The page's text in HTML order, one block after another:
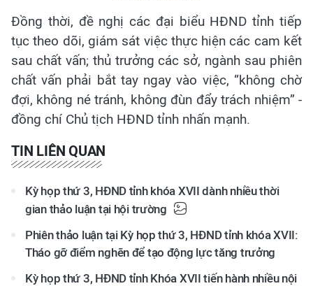
Đồng thời, đề nghị các đại biểu HĐND tỉnh tiếp
tục theo dõi, giám sát việc thực hiện các cam kết
sau chất vấn; thủ trưởng các sở, ngành sau phiên
chất vấn phải bắt tay ngay vào việc, “không chờ
đợi, không né tránh, không đùn đẩy trách nhiệm” -
đồng chí Chủ tịch HĐND tỉnh nhấn mạnh.
TIN LIÊN QUAN
Kỳ họp thứ 3, HĐND tỉnh khóa XVII dành nhiều thời
gian thảo luận tại hội trường
Phiên thảo luận tại Kỳ họp thứ 3, HĐND tỉnh khóa XVII:
Tháo gỡ điểm nghẽn để tạo động lực tăng trưởng
Kỳ họp thứ 3, HĐND tỉnh Khóa XVII tiến hành nhiều nội